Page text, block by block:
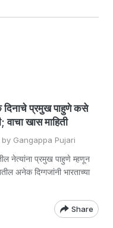
प्रमुख पाहुणे कसे
वाचा खास माहिती
Gangappa Pujari
नेत्यांना प्रमुख पाहुणे म्हणून
अनेक दिग्गजांनी भारताच्या
Share